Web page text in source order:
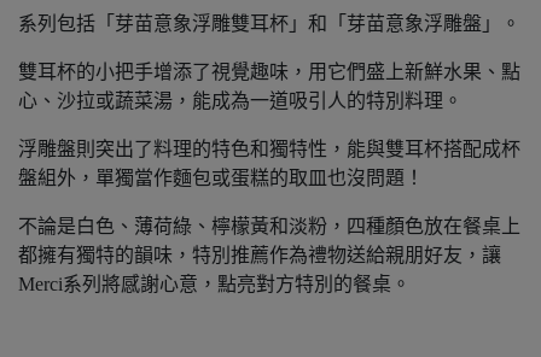
系列包括「芽苗意象浮雕雙耳杯」和「芽苗意象浮雕盤」。
雙耳杯的小把手增添了視覺趣味，用它們盛上新鮮水果、點
心、沙拉或蔬菜湯，能成為一道吸引人的特別料理。
浮雕盤則突出了料理的特色和獨特性，能與雙耳杯搭配成杯
盤組外，單獨當作麵包或蛋糕的取皿也沒問題！
不論是白色、薄荷綠、檸檬黃和淡粉，四種顏色放在餐桌上
都擁有獨特的韻味，特別推薦作為禮物送給親朋好友，讓
Merci系列將感謝心意，點亮對方特別的餐桌。